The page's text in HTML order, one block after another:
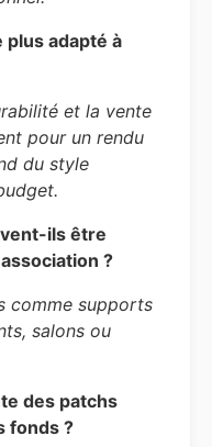
plus adapté à
et la vente
pour un rendu
du style
ils être
?
comme supports
salons ou
des patchs
fonds ?